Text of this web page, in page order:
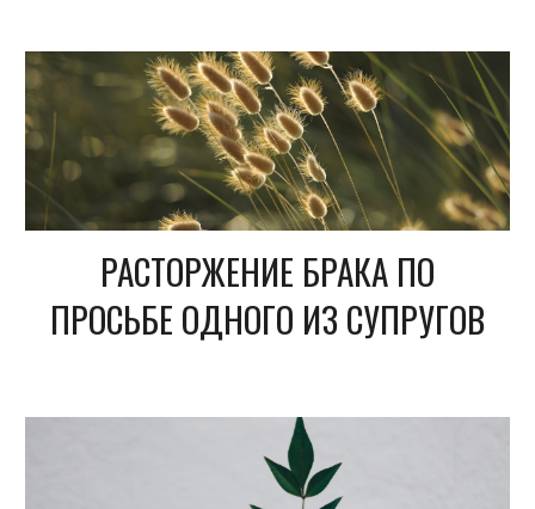
РАСТОРЖЕНИЕ БРАКА ПО
ПРОСЬБЕ ОДНОГО ИЗ СУПРУГОВ